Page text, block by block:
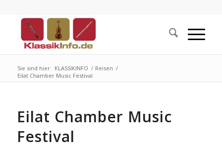
Sie sind hier: KLASSIKINFO / Reisen /
Eilat Chamber Music Festival
Eilat Chamber Music
Festival